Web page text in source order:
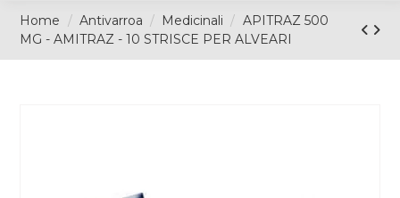
Home Antivarroa Medicinali
APITRAZ 500
MG - AMITRAZ - 10 STRISCE PER ALVEARI